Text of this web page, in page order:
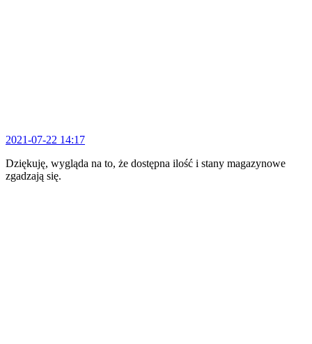
2021-07-22 14:17
Dziękuję, wygląda na to, że dostępna ilość i stany magazynowe
zgadzają się.